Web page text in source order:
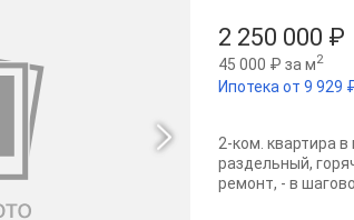
2 250 000 ₽
45 000 ₽ за м2
Ипотека от 9 929
2-ком. квартира
раздельный,
ремонт, - в